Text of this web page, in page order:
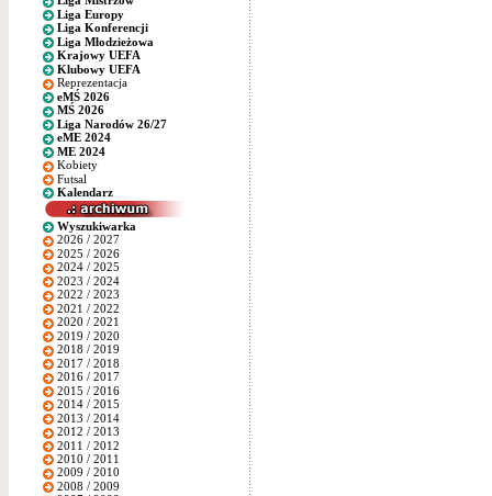
Liga Europy
Liga Konferencji
Liga Młodzieżowa
Krajowy UEFA
Klubowy UEFA
Reprezentacja
eMŚ 2026
MŚ 2026
Liga Narodów 26/27
eME 2024
ME 2024
Kobiety
Futsal
Kalendarz
Wyszukiwarka
2026 / 2027
2025 / 2026
2024 / 2025
2023 / 2024
2022 / 2023
2021 / 2022
2020 / 2021
2019 / 2020
2018 / 2019
2017 / 2018
2016 / 2017
2015 / 2016
2014 / 2015
2013 / 2014
2012 / 2013
2011 / 2012
2010 / 2011
2009 / 2010
2008 / 2009